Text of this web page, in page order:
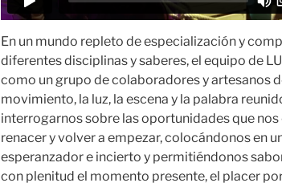
En un mundo repleto de especialización y
diferentes disciplinas y saberes, el equipo de
como un grupo de colaboradores y artesanos
movimiento, la luz, la escena y la palabra
interrogarnos sobre las oportunidades que
renacer y volver a empezar, colocándonos en
esperanzador e incierto y permitiéndonos
con plenitud el momento presente, el placer